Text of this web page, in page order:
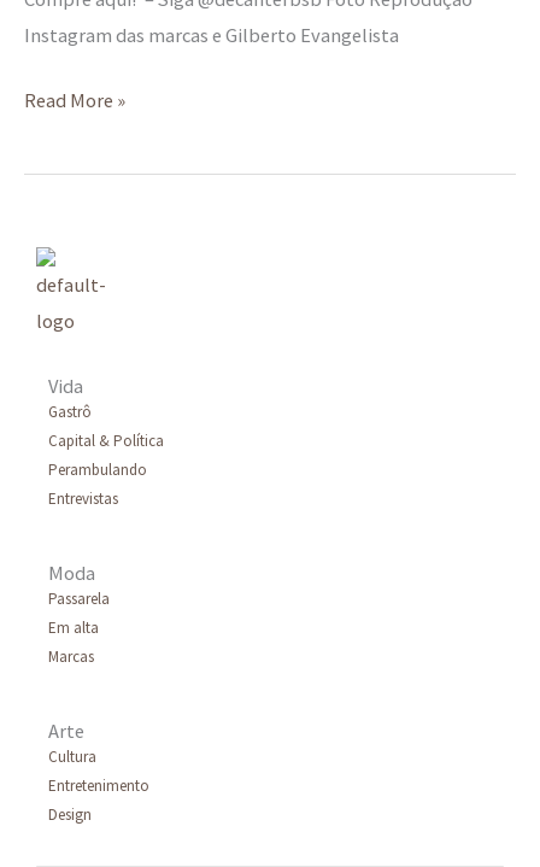
Instagram das marcas e Gilberto Evangelista
Read More »
Vida
Gastrô
Capital & Política
Perambulando
Entrevistas
Moda
Passarela
Em alta
Marcas
Arte
Cultura
Entretenimento
Design